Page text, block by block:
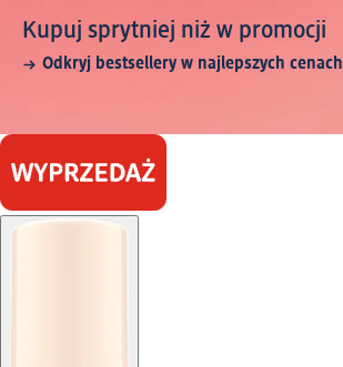
Kupuj sprytniej niż w promocji
Odkryj bestsellery w najlepszych cenach